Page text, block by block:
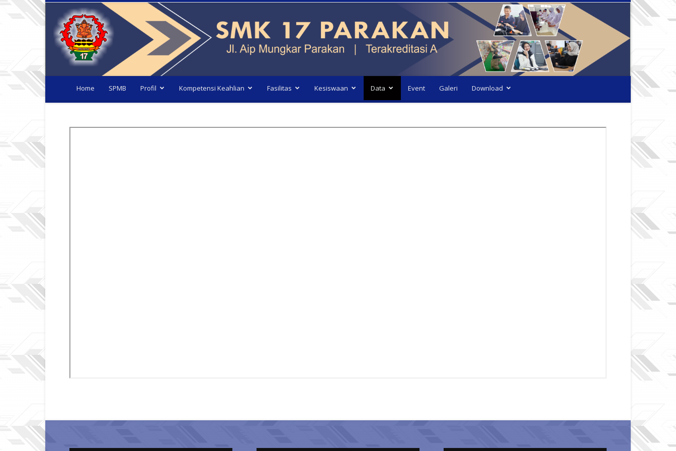
Home SPMB Profil Kompetensi Keahlian Fasilitas Kesiswaan Data Event Galeri Download